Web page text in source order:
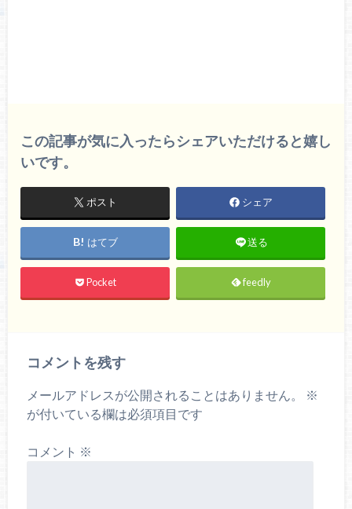
この記事が気に入ったらシェアいただけると嬉し
いです。
ポスト シェア
はてブ 送る
Pocket feedly
コメントを残す
メールアドレスが公開されることはありません。
※
が付いている欄は必須項目です
コメント ※